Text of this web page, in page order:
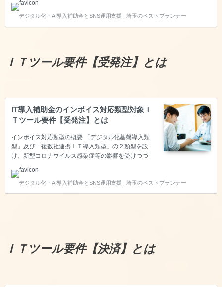
を支援するとともにインボイス制度への対応も見据え
つつ、企業間取引のデジタル化を強力に推進するた
め、「通常枠」よりも補助率を引き上げて優先的に支
ずれかを保有するソフトウェアであることが求められ
ます。今回は【会計】についてご説明いたします。
デジタル化・AI導入補助金とSNS運用支援 | 埼玉のベストプランナー
ＩＴツール要件【受発注】とは
IT導入補助金のインボイス対応類型対象Ｉ
Ｔツール要件【受発注】とは
インボイス対応類型の概要 「デジタル化基盤導入類
型」及び「複数社連携ＩＴ導入類型」の２類型を設
け、新型コロナウイルス感染症等の影響を受けつつ
を支援するとともにインボイス制度への対応も見据え
つつ、企業間取引のデジタル化を強力に推進するた
め、「通常枠」よりも補助率を引き上げて優先的に支
に含まれる、売り手側機能で…
デジタル化・AI導入補助金とSNS運用支援 | 埼玉のベストプランナー
ＩＴツール要件【決済】とは